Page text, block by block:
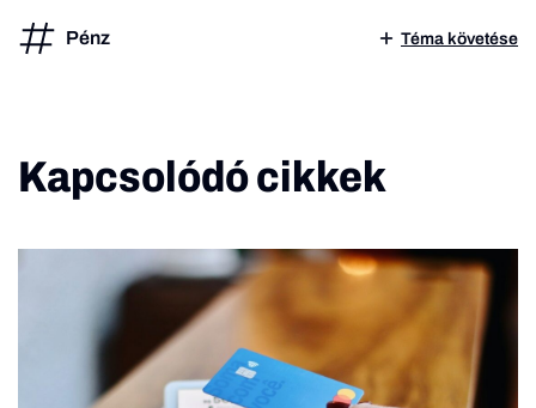
Pénz Téma követése
Kapcsolódó cikkek